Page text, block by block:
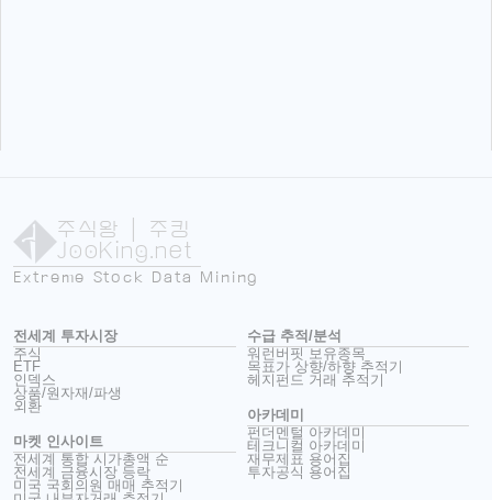
주식왕 | 주킹
JooKing.net
Extreme Stock Data Mining
전세계 투자시장
주식
ETF
인덱스
상품/원자재/파생
외환
마켓 인사이트
전세계 통합 시가총액 순
전세계 금융시장 등락
미국 국회의원 매매 추적기
수급 추적/분석
워런버핏 보유종목
목표가 상향/하향 추적기
헤지펀드 거래 추적기
아카데미
펀더멘털 아카데미
테크니컬 아카데미
재무제표 용어집
투자공식 용어집